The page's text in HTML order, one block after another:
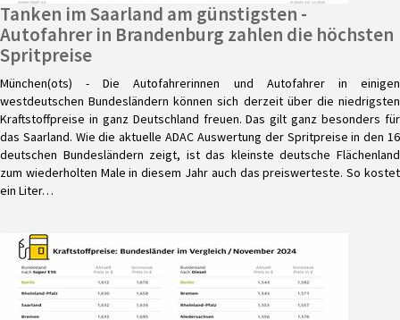
Tanken im Saarland am günstigsten -
Autofahrer in Brandenburg zahlen die höchsten
Spritpreise
München(ots) - Die Autofahrerinnen und Autofahrer in einigen
westdeutschen Bundesländern können sich derzeit über die niedrigsten
Kraftstoffpreise in ganz Deutschland freuen. Das gilt ganz besonders für
das Saarland. Wie die aktuelle ADAC Auswertung der Spritpreise in den 16
deutschen Bundesländern zeigt, ist das kleinste deutsche Flächenland
zum wiederholten Male in diesem Jahr auch das preiswerteste. So kostet
ein Liter…